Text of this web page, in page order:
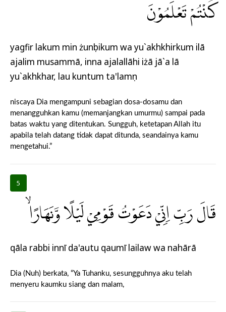
كُنْتُمْ تَعْلَمُوْنَ
yagfir lakum min żunụbikum wa yu`akhkhirkum ilā
ajalim musammā, inna ajalallāhi iżā jā`a lā
yu`akhkhar, lau kuntum ta'lamụn
niscaya Dia mengampuni sebagian dosa-dosamu dan
menangguhkan kamu (memanjangkan umurmu) sampai pada
batas waktu yang ditentukan. Sungguh, ketetapan Allah itu
apabila telah datang tidak dapat ditunda, seandainya kamu
mengetahui.”
5
قَالَ رَبِّ اِنِّيْ دَعَوْتُ قَوْمِيْ لَيْلًا وَّنَهَارًاۙ
qāla rabbi innī da'autu qaumī lailaw wa nahārā
Dia (Nuh) berkata, “Ya Tuhanku, sesungguhnya aku telah
menyeru kaumku siang dan malam,